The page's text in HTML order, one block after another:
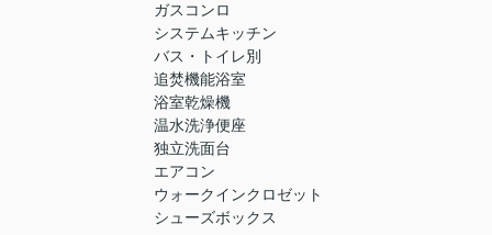
ガスコンロ
システムキッチン
バス・トイレ別
追焚機能浴室
浴室乾燥機
温水洗浄便座
独立洗面台
エアコン
ウォークインクロゼット
シューズボックス